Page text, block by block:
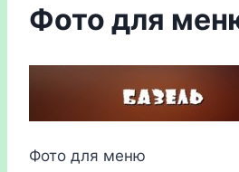
Фото для
Фото для меню